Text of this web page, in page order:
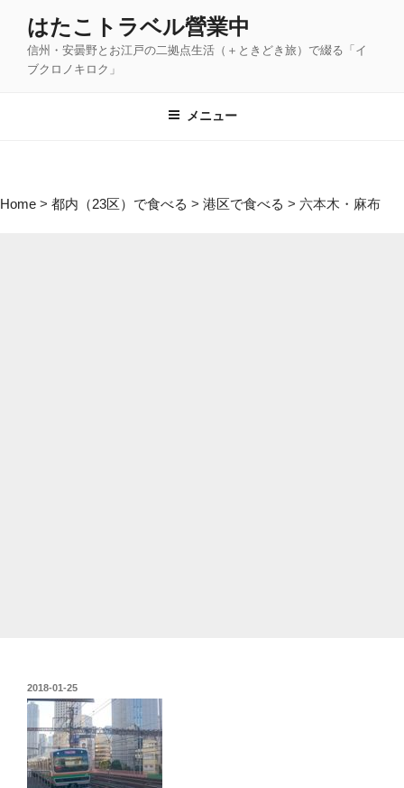
プ
はたこトラベル營業中
信州・安曇野とお江戸の二拠点生活（＋ときどき旅）で綴る「イ
ブクロノキロク」
メニュー
Home > 都内（23区）で食べる > 港区で食べる > 六本木・麻布
投
稿
2018-01-25